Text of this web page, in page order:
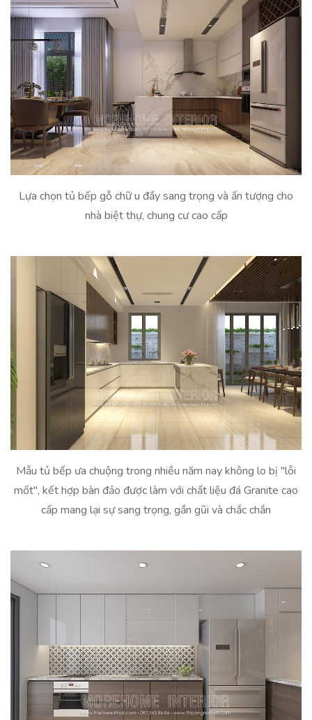
Lựa chọn tủ bếp gỗ chữ u đầy sang trọng và ấn tượng cho
nhà biệt thự, chung cư cao cấp
Mẫu tủ bếp ưa chuộng trong nhiều năm nay không lo bị "lỗi
mốt", kết hợp bàn đảo được làm với chất liệu đá Granite cao
cấp mang lại sự sang trọng, gần gũi và chắc chắn